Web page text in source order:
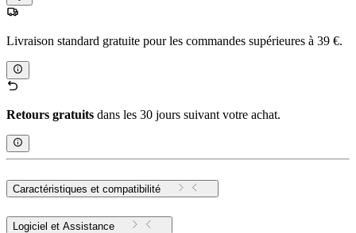
Livraison standard gratuite pour les commandes supérieures à 39 €.
Retours gratuits dans les 30 jours suivant votre achat.
Caractéristiques et compatibilité
Logiciel et Assistance